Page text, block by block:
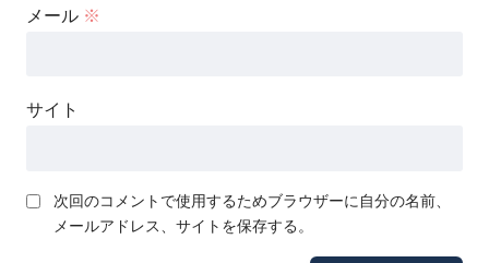
メール ※
サイト
次回のコメントで使用するためブラウザーに自分の名前、
メールアドレス、サイトを保存する。